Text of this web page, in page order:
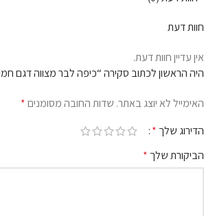
חוות דעת
אין עדיין חוות דעת.
היה הראשון לכתוב סקירה “כיפה לבר מצווה דגם
האימייל לא יוצג באתר. שדות החובה מסומנים*
הדירוג שלך *
הביקורת שלך *